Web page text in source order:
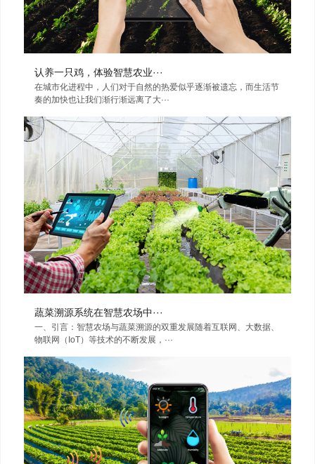
认养一只鸡，体验智慧农业···
在城市化进程中，人们对于自然的热爱似乎逐渐被遗忘，而生活节
奏的加快也让我们渐行渐远离了大···
蔬菜溯源系统在智慧农场中···
一、引言：智慧农场与蔬菜溯源的双重发展随着互联网、大数据、
物联网（IoT）等技术的不断发展，···